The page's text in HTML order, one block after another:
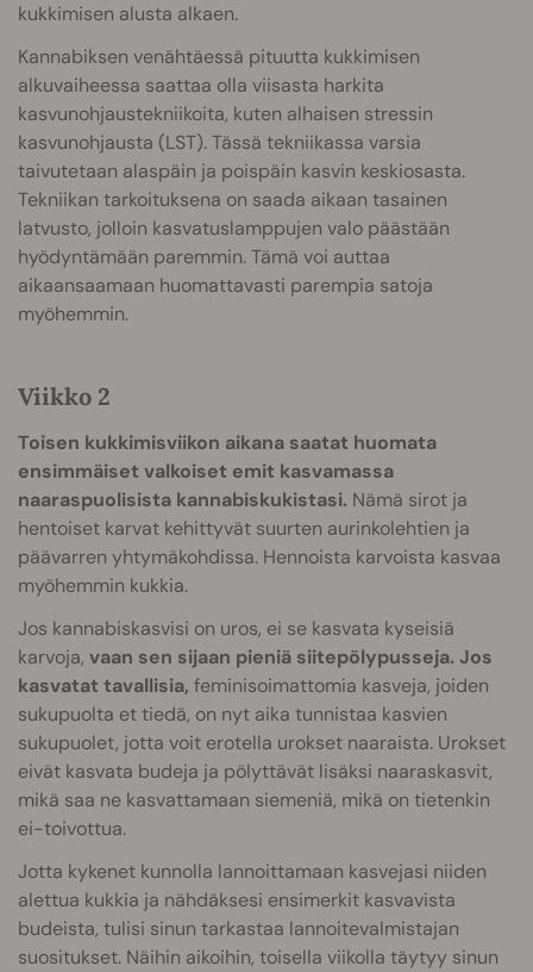
kukkimisen alusta alkaen.
Kannabiksen venähtäessä pituutta kukkimisen
alkuvaiheessa saattaa olla viisasta harkita
kasvunohjaustekniikoita, kuten alhaisen stressin
kasvunohjausta (LST). Tässä tekniikassa varsia
taivutetaan alaspäin ja poispäin kasvin keskiosasta.
Tekniikan tarkoituksena on saada aikaan tasainen
latvusto, jolloin kasvatuslamppujen valo päästään
hyödyntämään paremmin. Tämä voi auttaa
aikaansaamaan huomattavasti parempia satoja
myöhemmin.
Viikko 2
Toisen kukkimisviikon aikana saatat huomata
ensimmäiset valkoiset emit kasvamassa
naaraspuolisista kannabiskukistasi. Nämä sirot ja
hentoiset karvat kehittyvät suurten aurinkolehtien ja
päävarren yhtymäkohdissa. Hennoista karvoista kasvaa
myöhemmin kukkia.
Jos kannabiskasvisi on uros, ei se kasvata kyseisiä
karvoja, vaan sen sijaan pieniä siitepölypusseja. Jos
kasvatat tavallisia, feminisoimattomia kasveja, joiden
sukupuolta et tiedä, on nyt aika tunnistaa kasvien
sukupuolet, jotta voit erotella urokset naaraista. Urokset
eivät kasvata budeja ja pölyttävät lisäksi naaraskasvit,
mikä saa ne kasvattamaan siemeniä, mikä on tietenkin
ei-toivottua.
Jotta kykenet kunnolla lannoittamaan kasvejasi niiden
alettua kukkia ja nähdäksesi ensimerkit kasvavista
budeista, tulisi sinun tarkastaa lannoitevalmistajan
suositukset. Näihin aikoihin, toisella viikolla täytyy sinun